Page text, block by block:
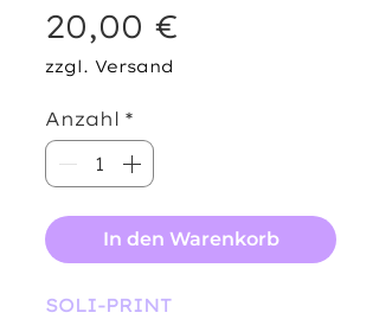
20,00 €
zzgl. Versand
Anzahl *
In den Warenkorb
SOLI-PRINT